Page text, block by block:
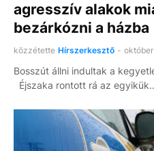
agresszív alakok
bezárkózni a házba
közzétette Hírszerkesztő -
Bosszút állni indultak a
Éjszaka rontott rá az